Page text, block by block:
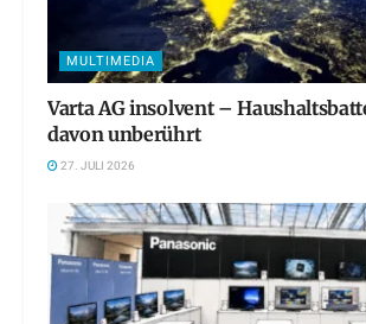
MULTIMEDIA
Varta AG insolvent –
davon unberührt
27. JULI 2026